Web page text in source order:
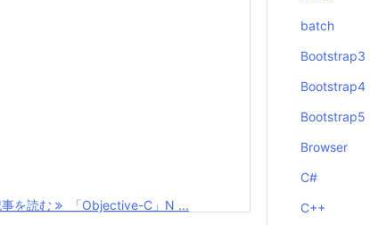
を読む 「Objective-C」N ...
batch
Bootstrap3
Bootstrap4
Bootstrap5
Browser
C#
C++